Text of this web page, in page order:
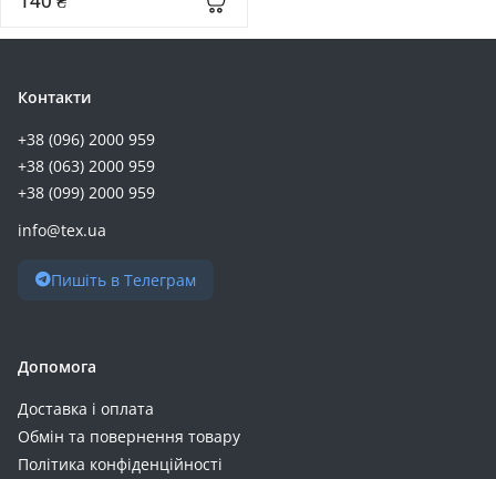
Контакти
+38 (096) 2000 959
+38 (063) 2000 959
+38 (099) 2000 959
info@tex.ua
Пишіть в Телеграм
Допомога
Доставка і оплата
Обмін та повернення товару
Політика конфіденційності